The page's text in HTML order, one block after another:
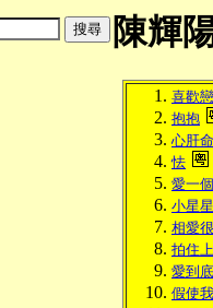
陳輝
喜歡
抱抱
心肝
怯
愛一
小星星
相愛
拍住上
愛到底
假使